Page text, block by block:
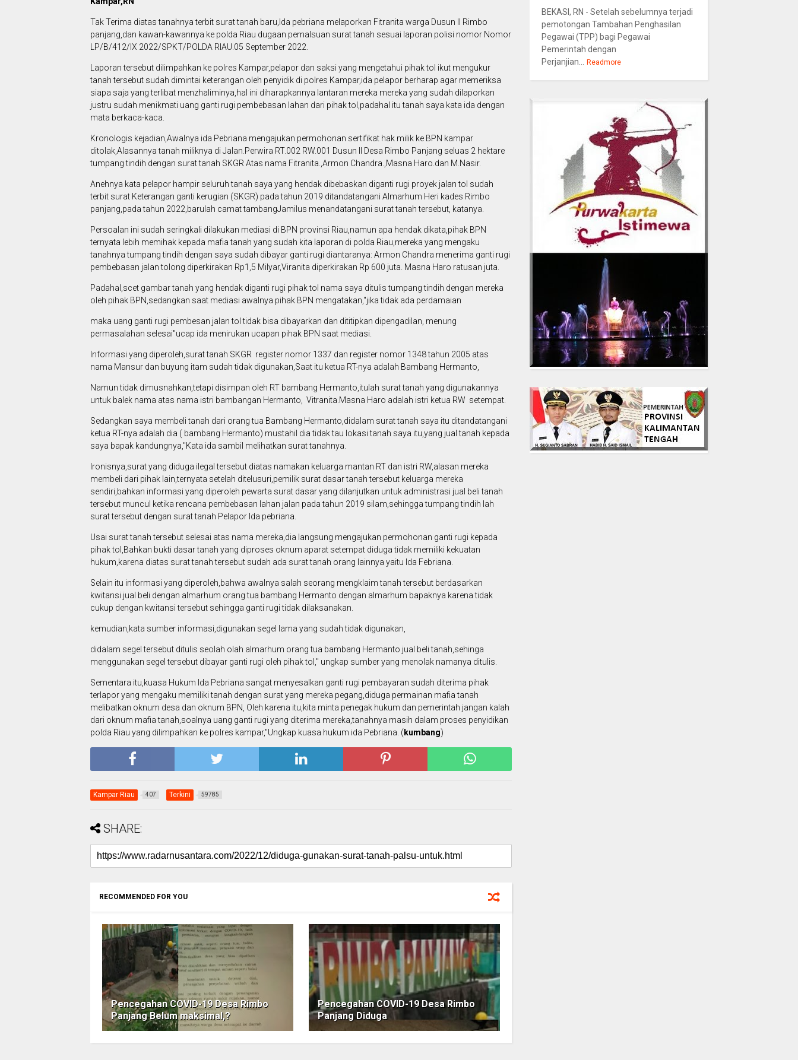
Tak Terima diatas tanahnya terbit surat tanah baru,Ida pebriana melaporkan Fitranita warga Dusun II Rimbo
panjang,dan kawan-kawannya ke polda Riau dugaan pemalsuan surat tanah sesuai laporan polisi nomor Nomor
LP/B/412/IX 2022/SPKT/POLDA RIAU.05 September 2022.
Laporan tersebut dilimpahkan ke polres Kampar,pelapor dan saksi yang mengetahui pihak tol ikut mengukur
tanah tersebut sudah dimintai keterangan oleh penyidik di polres Kampar,ida pelapor berharap agar memeriksa
siapa saja yang terlibat menzhaliminya,hal ini diharapkannya lantaran mereka mereka yang sudah dilaporkan
justru sudah menikmati uang ganti rugi pembebasan lahan dari pihak tol,padahal itu tanah saya kata ida dengan
mata berkaca-kaca.
Kronologis kejadian,Awalnya ida Pebriana mengajukan permohonan sertifikat hak milik ke BPN kampar
ditolak,Alasannya tanah miliknya di Jalan.Perwira RT.002 RW.001 Dusun II Desa Rimbo Panjang seluas 2 hektare
tumpang tindih dengan surat tanah SKGR Atas nama Fitranita.,Armon Chandra.,Masna Haro.dan M.Nasir.
Anehnya kata pelapor hampir seluruh tanah saya yang hendak dibebaskan diganti rugi proyek jalan tol sudah
terbit surat Keterangan ganti kerugian (SKGR) pada tahun 2019 ditandatangani Almarhum Heri kades Rimbo
panjang,pada tahun 2022,barulah camat tambangJamilus menandatangani surat tanah tersebut, katanya.
Persoalan ini sudah seringkali dilakukan mediasi di BPN provinsi Riau,namun apa hendak dikata,pihak BPN
ternyata lebih memihak kepada mafia tanah yang sudah kita laporan di polda Riau,mereka yang mengaku
tanahnya tumpang tindih dengan saya sudah dibayar ganti rugi diantaranya: Armon Chandra menerima ganti rugi
pembebasan jalan tolong diperkirakan Rp1,5 Milyar,Viranita diperkirakan Rp 600 juta. Masna Haro ratusan juta.
Padahal,scet gambar tanah yang hendak diganti rugi pihak tol nama saya ditulis tumpang tindih dengan mereka
oleh pihak BPN,sedangkan saat mediasi awalnya pihak BPN mengatakan,"jika tidak ada perdamaian
maka uang ganti rugi pembesan jalan tol tidak bisa dibayarkan dan dititipkan dipengadilan, menung
permasalahan selesai"ucap ida menirukan ucapan pihak BPN saat mediasi.
Informasi yang diperoleh,surat tanah SKGR register nomor 1337 dan register nomor 1348 tahun 2005 atas
nama Mansur dan buyung itam sudah tidak digunakan,Saat itu ketua RT-nya adalah Bambang Hermanto,
Namun tidak dimusnahkan,tetapi disimpan oleh RT bambang Hermanto,itulah surat tanah yang digunakannya
untuk balek nama atas nama istri bambangan Hermanto, Vitranita.Masna Haro adalah istri ketua RW setempat.
Sedangkan saya membeli tanah dari orang tua Bambang Hermanto,didalam surat tanah saya itu ditandatangani
ketua RT-nya adalah dia ( bambang Hermanto) mustahil dia tidak tau lokasi tanah saya itu,yang jual tanah kepada
saya bapak kandungnya,"Kata ida sambil melihatkan surat tanahnya.
Ironisnya,surat yang diduga ilegal tersebut diatas namakan keluarga mantan RT dan istri RW,alasan mereka
membeli dari pihak lain,ternyata setelah ditelusuri,pemilik surat dasar tanah tersebut keluarga mereka
sendiri,bahkan informasi yang diperoleh pewarta surat dasar yang dilanjutkan untuk administrasi jual beli tanah
tersebut muncul ketika rencana pembebasan lahan jalan pada tahun 2019 silam,sehingga tumpang tindih lah
surat tersebut dengan surat tanah Pelapor Ida pebriana.
Usai surat tanah tersebut selesai atas nama mereka,dia langsung mengajukan permohonan ganti rugi kepada
pihak tol,Bahkan bukti dasar tanah yang diproses oknum aparat setempat diduga tidak memiliki kekuatan
hukum,karena diatas surat tanah tersebut sudah ada surat tanah orang lainnya yaitu Ida Febriana.
Selain itu informasi yang diperoleh,bahwa awalnya salah seorang mengklaim tanah tersebut berdasarkan
kwitansi jual beli dengan almarhum orang tua bambang Hermanto dengan almarhum bapaknya karena tidak
cukup dengan kwitansi tersebut sehingga ganti rugi tidak dilaksanakan.
kemudian,kata sumber informasi,digunakan segel lama yang sudah tidak digunakan,
didalam segel tersebut ditulis seolah olah almarhum orang tua bambang Hermanto jual beli tanah,sehinga
menggunakan segel tersebut dibayar ganti rugi oleh pihak tol," ungkap sumber yang menolak namanya ditulis.
Sementara itu,kuasa Hukum Ida Pebriana sangat menyesalkan ganti rugi pembayaran sudah diterima pihak
terlapor yang mengaku memiliki tanah dengan surat yang mereka pegang,diduga permainan mafia tanah
melibatkan oknum desa dan oknum BPN, Oleh karena itu,kita minta penegak hukum dan pemerintah jangan kalah
dari oknum mafia tanah,soalnya uang ganti rugi yang diterima mereka,tanahnya masih dalam proses penyidikan
polda Riau yang dilimpahkan ke polres kampar,"Ungkap kuasa hukum ida Pebriana. (kumbang)
Kampar Riau 407 Terkini 59785
SHARE:
RECOMMENDED FOR YOU
Pencegahan COVID-19 Desa Rimbo
Panjang Belum maksimal,?
Pencegahan COVID-19 Desa Rimbo
Panjang Diduga
BEKASI, RN - Setelah sebelumnya terjadi
pemotongan Tambahan Penghasilan
Pegawai (TPP) bagi Pegawai
Pemerintah dengan
Perjanjian...
Readmore